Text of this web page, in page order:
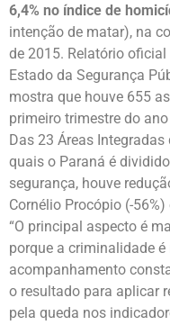
6,4% no índice de
intenção de matar), na
de 2015. Relatório
Estado da Segurança
mostra que houve 655
primeiro trimestre do
Das 23 Áreas
quais o Paraná é
segurança, houve
Cornélio Procópio (-
“O principal aspecto é
porque a criminalidade
acompanhamento
o resultado para aplicar
pela queda nos